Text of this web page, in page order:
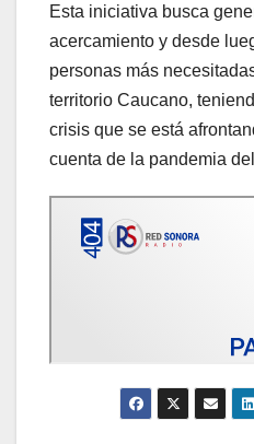
Esta iniciativa busca
acercamiento y desde
personas más
territorio Caucano,
crisis que se está
cuenta de la pandemia